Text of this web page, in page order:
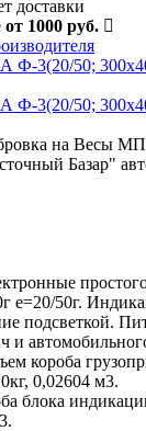
доставки
от 1000 руб.
на Весы
Базар"
е=20/50г.
подсветкой.
и
короба
0,02604 м3.
блока